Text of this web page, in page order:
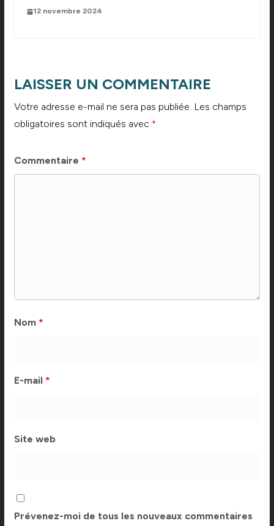
12 novembre 2024
LAISSER UN COMMENTAIRE
Votre adresse e-mail ne sera pas publiée. Les champs
obligatoires sont indiqués avec *
Commentaire *
Nom *
E-mail *
Site web
Prévenez-moi de tous les nouveaux commentaires